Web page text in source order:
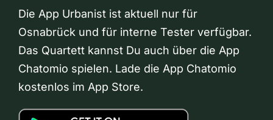
Die App Urbanist ist aktuell nur für
Osnabrück und für interne Tester verfügbar.
Das Quartett kannst Du auch über die App
Chatomio spielen. Lade die App Chatomio
kostenlos im App Store.